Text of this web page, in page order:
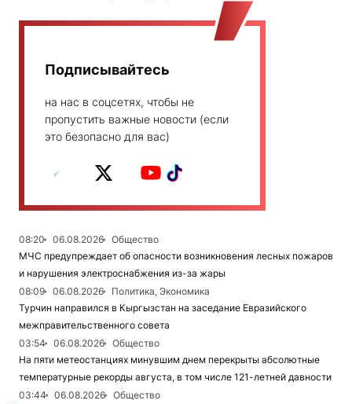
Подписывайтесь
на нас в соцсетях, чтобы не
пропустить важные новости (если
это безопасно для вас)
08:20 06.08.2026
Общество
МЧС предупреждает об опасности возникновения лесных пожаров
и нарушения электроснабжения из-за жары
08:09
06.08.2026
Политика, Экономика
Турчин направился в Кыргызстан на заседание Евразийского
межправительственного совета
03:54
06.08.2026
Общество
На пяти метеостанциях минувшим днем перекрыты абсолютные
температурные рекорды августа, в том числе 121-летней давности
03:44
06.08.2026
Общество